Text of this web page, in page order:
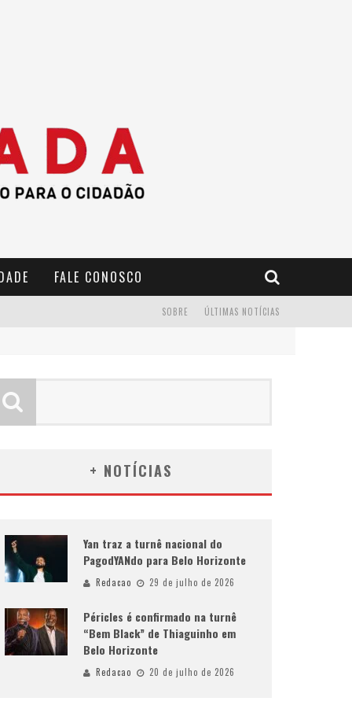
FALE CONOSCO
ÚLTIMAS NOTÍCIAS
SOBRE
+ NOTÍCIAS
Yan traz a turnê nacional do
PagodYANdo para Belo Horizonte
Redacao 29 de julho de 2026
Péricles é confirmado na turnê
“Bem Black” de Thiaguinho em
Belo Horizonte
Redacao 20 de julho de 2026